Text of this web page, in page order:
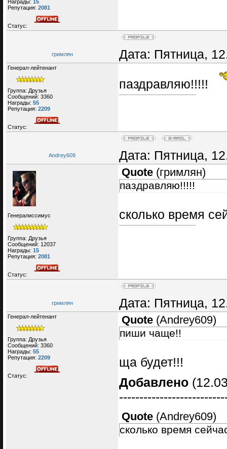
Награды: 15
Репутация: 2081
Статус:
гримлян Дата: Пятница,
Генерал-лейтенант
Группа: Друзья
Сообщений: 3360
Награды: 55
Репутация: 2209
Статус:
паздравляю!!!!!
Andrey609 Дата: Пятница,
Генералиссимус
Группа: Друзья
Сообщений: 12037
Награды: 15
Репутация: 2081
Статус:
Quote (гримлян)
паздравляю!!!!!
сколько время
гримлян Дата: Пятница,
Генерал-лейтенант
Группа: Друзья
Сообщений: 3360
Награды: 55
Репутация: 2209
Статус:
Quote (Andrey609)
пиши чаще!!
ща будет!!!
Добавлено
Quote (Andrey609)
сколько время